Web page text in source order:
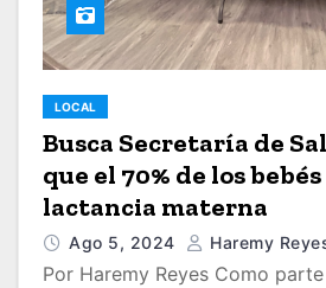
LOCAL
Busca Secretaría de
que el 70% de los
lactancia materna
Ago 5, 2024 Haremy
Por Haremy Reyes Como